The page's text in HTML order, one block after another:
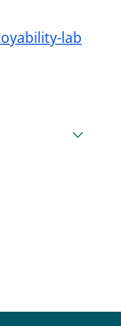
lab